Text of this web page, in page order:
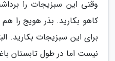
وقتی این سبزیجات را
کاهو بکارید. بذر هویج را
برای این سبزیجات بکارید.
نیست اما در طول تابستان